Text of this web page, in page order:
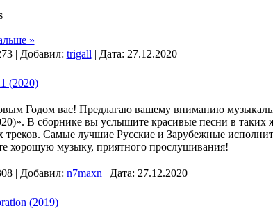
»
| Добавил: trigall| Дата: 27.12.2020
(2020)
Годом вас! Предлагаю вашему вниманию
В сборнике вы услышите красивые песни в таких
Самые лучшие Русские и Зарубежные
хорошую музыку, приятного прослушивания!
| Добавил: n7maxn| Дата: 27.12.2020
(2019)